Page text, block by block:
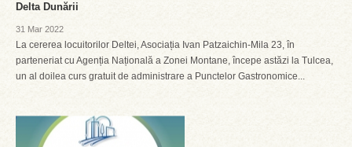
Delta Dunării
31 Mar 2022
La cererea locuitorilor Deltei, Asociația Ivan Patzaichin-Mila 23, în
parteneriat cu Agenția Națională a Zonei Montane, începe astăzi la Tulcea,
un al doilea curs gratuit de administrare a Punctelor Gastronomice...